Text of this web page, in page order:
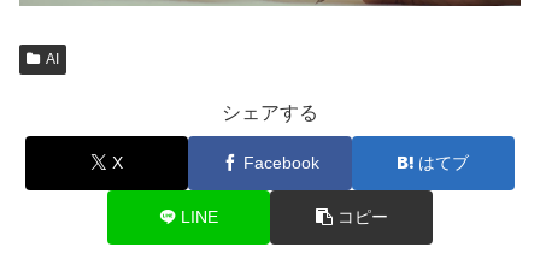
AI
シェアする
X Facebook はてブ
LINE コピー